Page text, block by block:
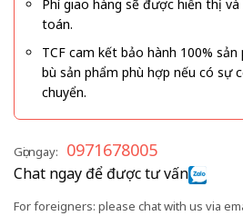
Phí giao hàng sẽ được hiển thị
toán.
TCF cam kết bảo hành 100%
bù sản phẩm phù hợp nếu có sự
chuyển.
Gọi ngay: 0971678005
Chat ngay để được tư vấn
For foreigners: please chat with us via